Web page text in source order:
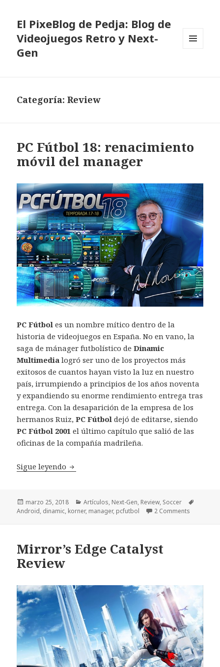
El PixeBlog de Pedja: Blog de
Videojuegos Retro y Next-
Gen
Categoría:Review
PC Fútbol 18: renacimiento
móvil del manager
PC Fútbol es un nombre mítico dentro de la
historia de videojuegos en España. No en vano, la
saga de mánager futbolístico deDinamic
Multimedia logró ser uno de los proyectos más
exitosos de cuantos hayan visto la luz en nuestro
país, irrumpiendo a principios de los años noventa
y expandiendo su enorme rendimiento entrega tras
entrega. Con la desaparición de la empresa de los
hermanos Ruiz,PC Fútbol dejó de editarse, siendo
PC Fútbol 2001 el último capítulo que salió de las
oficinas de la compañía madrileña.
Sigue leyendo PC Fútbol 18: renacimiento móvil del
Publicado
el
marzo 25, 2018 Categorías
Artículos, Next-Gen, Review, Soccer
Android, dinamic, korner, manager, pcfutbol 2 Comments
Mirror’s Edge Catalyst
Review